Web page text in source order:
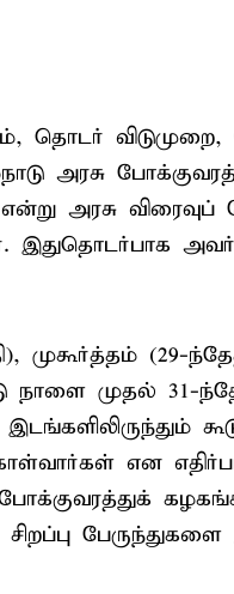
தொடர் விடுமுறை,
அரசு
அரசு
இதுதொடர்பாக
முகூர்த்தம் (29-
நாளை முதல் 31-
என